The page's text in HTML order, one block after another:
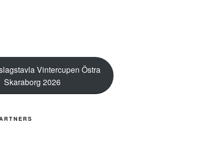
Vintercupen Östra
Skaraborg 2026